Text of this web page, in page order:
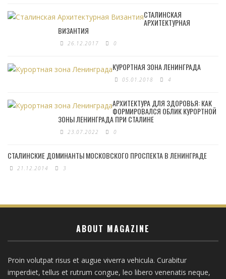
СТАЛИНСКАЯ
АРХИТЕКТУРНАЯ
ВИЗАНТИЯ
26.12.2017 0
КУРОРТНАЯ ЗОНА ЛЕНИНГРАДА
05.01.2018 4
АРХИТЕКТУРА ДЛЯ ЗДОРОВЬЯ: КАК
ФОРМИРОВАЛСЯ ОБЛИК КУРОРТНОЙ
ЗОНЫ ЛЕНИНГРАДА ПРИ СТАЛИНЕ
23.07.2022 0
СТАЛИНСКИЕ ДОМИНАНТЫ МОСКОВСКОГО ПРОСПЕКТА В ЛЕНИНГРАДЕ
21.12.2014 3
ABOUT MAGAZINE
Proin volutpat risus et augue viverra vehicula. Curabitur
imperdiet, tellus et rutrum congue, leo libero venenatis neque,